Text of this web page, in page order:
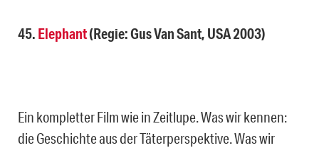
45. Elephant(Regie: Gus Van Sant, USA 2003)
Ein kompletter Film wie in Zeitlupe. Was wir kennen:
die Geschichte aus der Täterperspektive. Was wir